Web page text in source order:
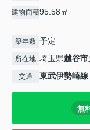
建物面積95.58㎡
築年数 予定
所在地 埼玉県越谷市
交通 東武伊勢崎線
無